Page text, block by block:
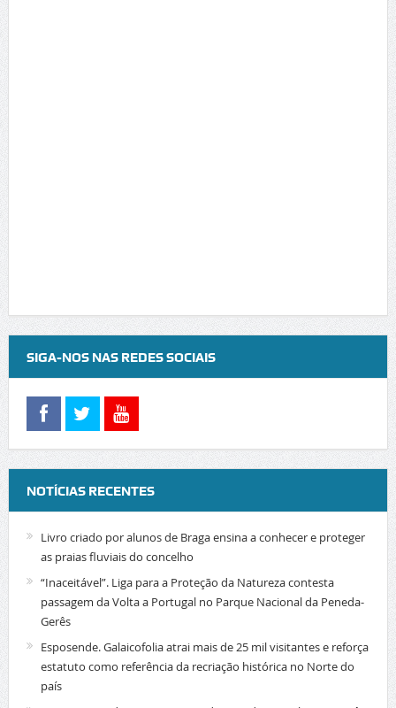
SIGA-NOS NAS REDES SOCIAIS
NOTÍCIAS RECENTES
Livro criado por alunos de Braga ensina a conhecer e proteger
as praias fluviais do concelho
“Inaceitável”. Liga para a Proteção da Natureza contesta
passagem da Volta a Portugal no Parque Nacional da Peneda-
Gerês
Esposende. Galaicofolia atrai mais de 25 mil visitantes e reforça
estatuto como referência da recriação histórica no Norte do
país